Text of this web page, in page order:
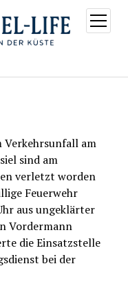
Menü
öffnen
Verkehrsunfall am
sind am
verletzt worden
Feuerwehr
aus ungeklärter
Vordermann
die Einsatzstelle
bei der